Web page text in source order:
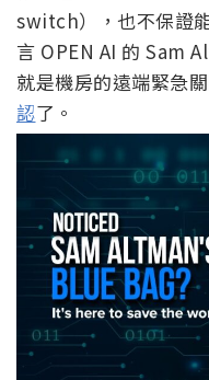
switch），也不保證
言 OPEN AI 的 Sam
就是機房的遠端緊急
認了。